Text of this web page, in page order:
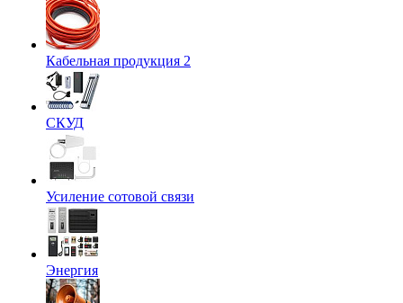
Кабельная продукция 2
СКУД
Усиление сотовой связи
Энергия